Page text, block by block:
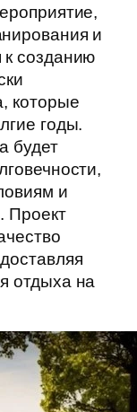
и
созданию
которые
годы.
будет
и
Проект
отдыха на